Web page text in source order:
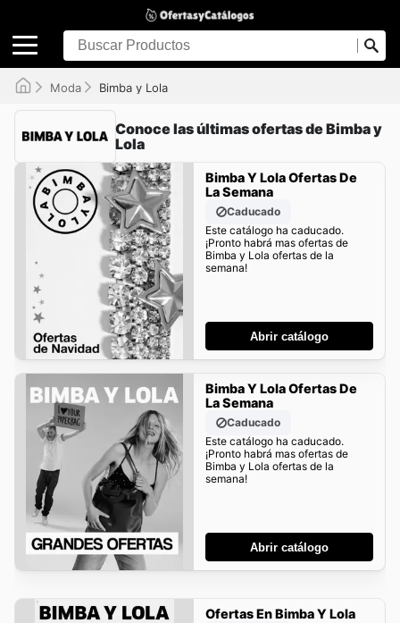
Moda Bimba y Lola
Conoce las últimas ofertas de Bimba y
Lola
Bimba Y Lola Ofertas De
La Semana
Caducado
Este catálogo ha caducado.
¡Pronto habrá mas ofertas de
Bimba y Lola ofertas de la
semana!
Abrir catálogo
Bimba Y Lola Ofertas De
La Semana
Caducado
Este catálogo ha caducado.
¡Pronto habrá mas ofertas de
Bimba y Lola ofertas de la
semana!
Abrir catálogo
Ofertas En Bimba Y Lola